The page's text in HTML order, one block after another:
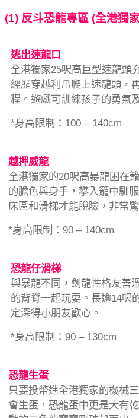
(1) 反斗恐龍專區 (全港獨
逃出速龍口
全港獨家25呎高巨型速龍頭
經歷穿越利爪爬上速龍頭，
程。遊戲可訓練孩子的勇氣
*身高限制：100 – 140cm
越押威龍
全港獨家的20呎高暴龍困在
的膽色與身手，攀入籠中馴
床區和滑梯才能脫險，非常驚
*身高限制：90 – 140cm
恐龍仔滑梯
與暴龍不同，劍龍性格友善
的背脊一起玩耍。長逾14呎
定深得小朋友歡心。
*身高限制：90 – 130cm
恐龍生蛋
只要投幣進全港獨家的機械
會生蛋，恐龍蛋中更是大有